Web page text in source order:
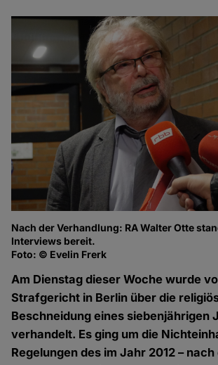
Nach der Verhandlung: RA Walter Otte
Interviews bereit.
Foto: © Evelin Frerk
Am Dienstag dieser Woche wurde
Strafgericht in Berlin über die
Beschneidung eines siebenjährigen
verhandelt. Es ging um die
Regelungen des im Jahr 2012 – nach